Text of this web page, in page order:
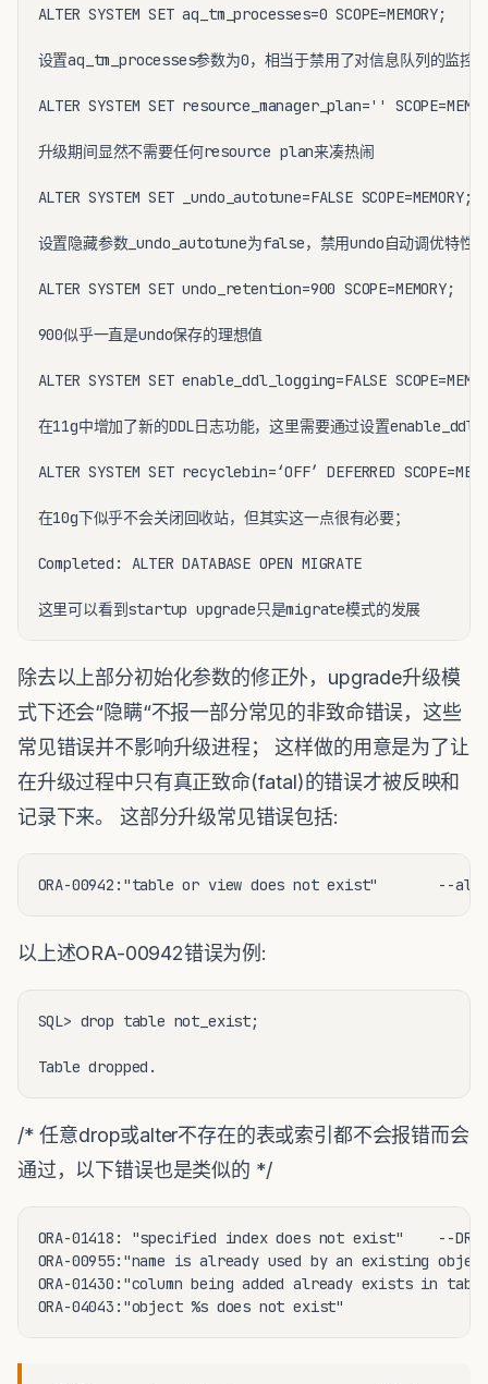
ALTER SYSTEM SET aq_tm_processes=0 SCOPE=MEMORY;
设置aq_tm_processes参数为0，相当于禁用了对信息队列的监控
ALTER SYSTEM SET resource_manager_plan=''
升级期间显然不需要任何resource plan来凑热闹
ALTER SYSTEM SET _undo_autotune=FALSE SCOPE=MEMORY;
设置隐藏参数_undo_autotune为false，禁用undo自动调优特性
ALTER SYSTEM SET undo_retention=900 SCOPE=MEMORY;
900似乎一直是undo保存的理想值
ALTER SYSTEM SET enable_ddl_logging=FALSE
在11g中增加了新的DDL日志功能，这里需要通过设置
ALTER SYSTEM SET recyclebin=‘OFF’ DEFERRED
在10g下似乎不会关闭回收站，但其实这一点很有必要；
Completed: ALTER DATABASE OPEN MIGRATE
这里可以看到startup upgrade只是migrate模式的发展
除去以上部分初始化参数的修正外，upgrade升级模
式下还会“隐瞒“不报一部分常见的非致命错误，这些
常见错误并不影响升级进程； 这样做的用意是为了让
在升级过程中只有真正致命(fatal)的错误才被反映和
记录下来。 这部分升级常见错误包括:
ORA-00942:"table or view does not exist"       --
以上述ORA-00942错误为例:
SQL> drop table not_exist;
Table dropped.
/* 任意drop或alter不存在的表或索引都不会报错而会
通过，以下错误也是类似的 */
ORA-01418: "specified index does not exist"    --DROP
ORA-00955:"name is already used by an existing
ORA-01430:"column being added already exists in
ORA-04043:"object %s does not exist"